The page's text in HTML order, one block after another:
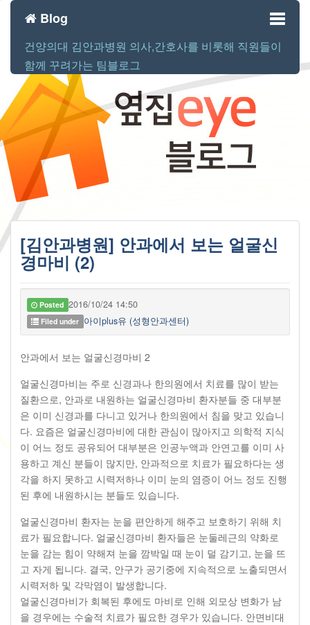
Toggle
Blog
건양의대 김안과병원 의사,간호사를 비롯해 직원들이
함께 꾸려가는 팀블로그
[김안과병원] 안과에서 보는 얼굴신
경마비 (2)
Posted 2016/10/24 14:50
Filed under 아이plus유 (성형안과센터)
안과에서 보는 얼굴신경마비 2
얼굴신경마비는 주로 신경과나 한의원에서 치료를 많이 받는
질환으로, 안과로 내원하는 얼굴신경마비 환자분들 중 대부분
은 이미 신경과를 다니고 있거나 한의원에서 침을 맞고 있습니
다. 요즘은 얼굴신경마비에 대한 관심이 많아지고 의학적 지식
이 어느 정도 공유되어 대부분은 인공누액과 안연고를 이미 사
용하고 계신 분들이 많지만, 안과적으로 치료가 필요하다는 생
각을 하지 못하고 시력저하나 이미 눈의 염증이 어느 정도 진행
된 후에 내원하시는 분들도 있습니다.
얼굴신경마비 환자는 눈을 편안하게 해주고 보호하기 위해 치
료가 필요합니다. 얼굴신경마비 환자들은 눈둘레근의 약화로
눈을 감는 힘이 약해져 눈을 깜박일 때 눈이 덜 감기고, 눈을 뜨
고 자게 됩니다. 결국, 안구가 공기중에 지속적으로 노출되면서
시력저하 및 각막염이 발생합니다.
얼굴신경마비가 회복된 후에도 마비로 인해 외모상 변화가 남
을 경우에는 수술적 치료가 필요한 경우가 있습니다. 안면비대